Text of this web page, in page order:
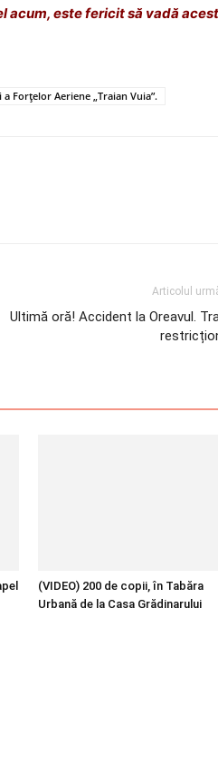
acum, este fericit să vadă acest
Forțelor Aeriene „Traian Vuia”.
Articolul
Ultimă oră! Accident la Oreavul.
(VIDEO) 200 de copii, în Tabăra
Urbană de la Casa Grădinarului